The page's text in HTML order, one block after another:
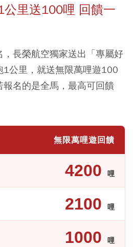
公里送100哩 回饋一
長榮航空獨家送出「專屬好
1公里，就送無限萬哩遊100
名的是全馬，最高可回饋
無限萬哩遊回饋
4200 哩
2100 哩
1000 哩